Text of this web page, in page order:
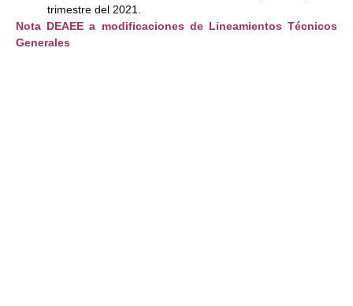
trimestre del 2021.
Nota DEAEE a modificaciones de Lineamientos Técnicos
Generales